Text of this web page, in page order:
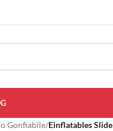
Gonfiabile/Einflatables Slide